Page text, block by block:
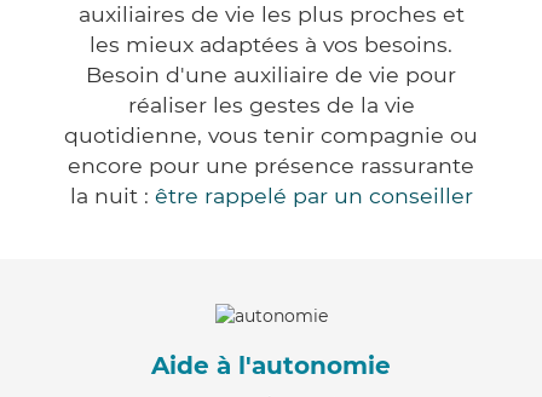
auxiliaires de vie les plus proches et
les mieux adaptées à vos besoins.
Besoin d'une auxiliaire de vie pour
réaliser les gestes de la vie
quotidienne, vous tenir compagnie ou
encore pour une présence rassurante
la nuit : être rappelé par un conseiller
Aide à l'autonomie